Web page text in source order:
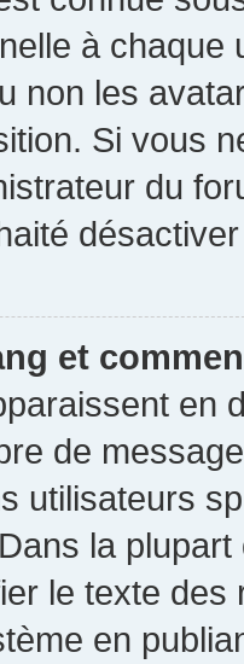
à chaque
non les
Si vous
du
et
en
de
utilisateurs
la
le texte
en